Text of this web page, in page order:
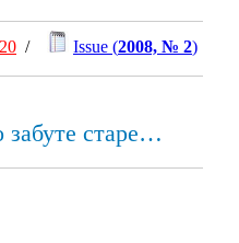
/ Issue (2008, № 2)
забуте старе…